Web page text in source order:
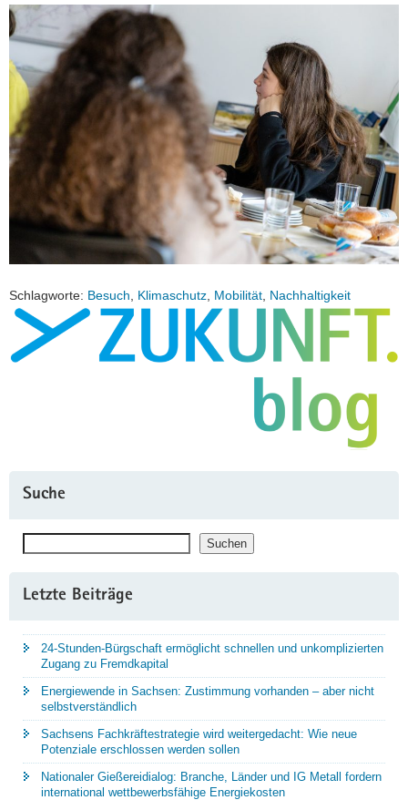
Schlagworte: Besuch, Klimaschutz, Mobilität, Nachhaltigkeit
Suche
Suchen
Letzte Beiträge
24-Stunden-Bürgschaft ermöglicht schnellen und unkomplizierten
Zugang zu Fremdkapital
Energiewende in Sachsen: Zustimmung vorhanden – aber nicht
selbstverständlich
Sachsens Fachkräftestrategie wird weitergedacht: Wie neue
Potenziale erschlossen werden sollen
Nationaler Gießereidialog: Branche, Länder und IG Metall fordern
international wettbewerbsfähige Energiekosten